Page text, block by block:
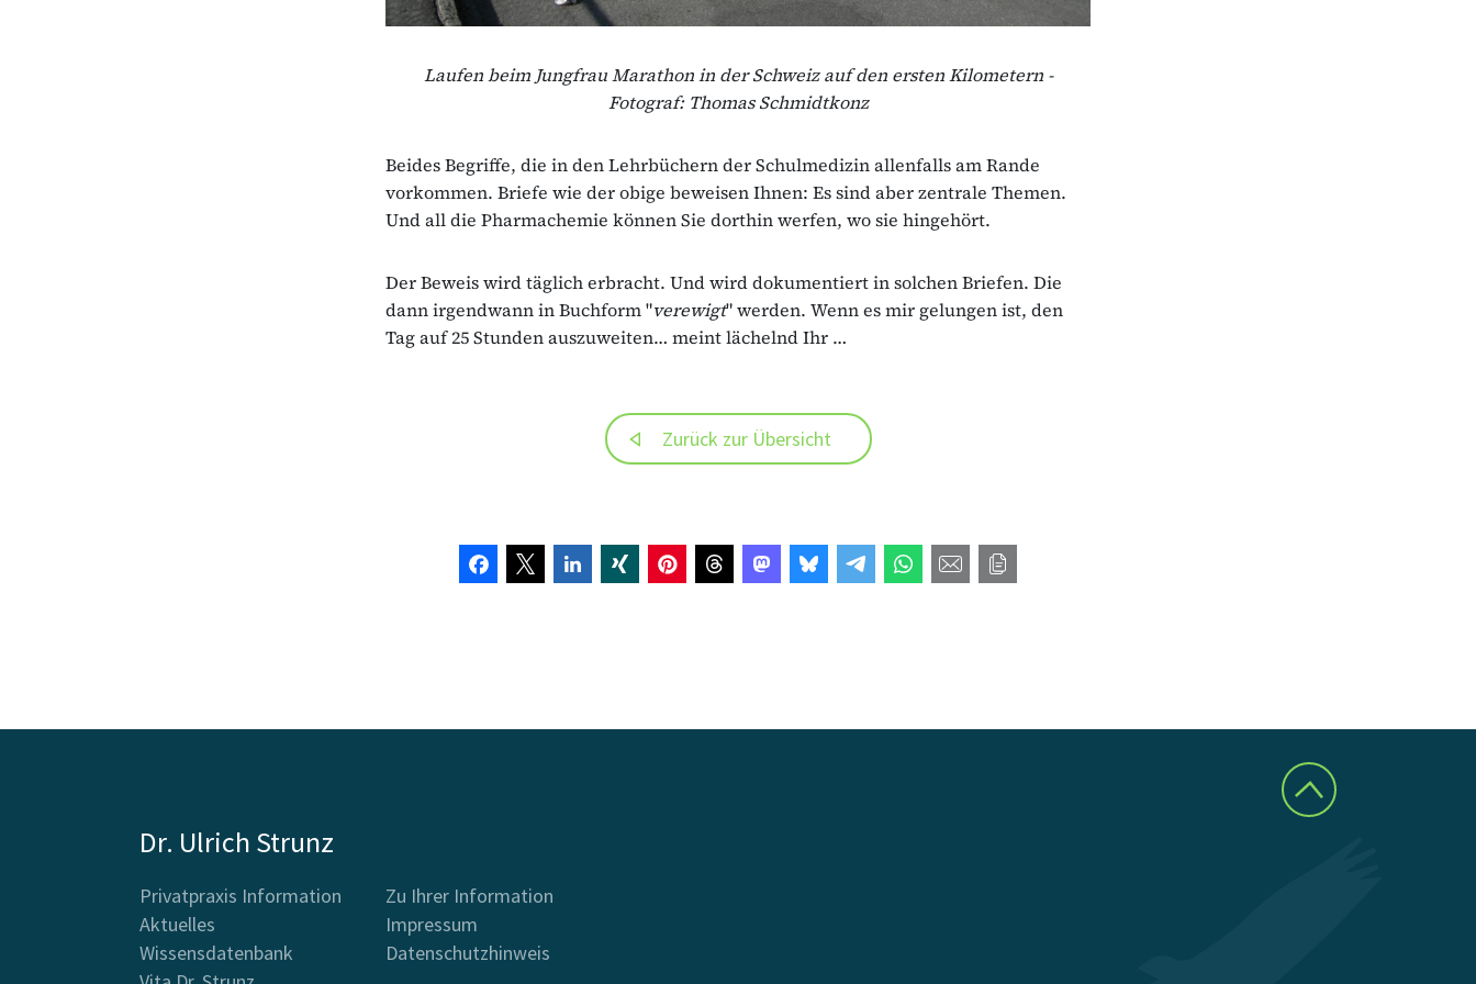
Laufen beim Jungfrau Marathon in der Schweiz auf den ersten Kilometern -
Fotograf: Thomas Schmidtkonz
Beides Begriffe, die in den Lehrbüchern der Schulmedizin allenfalls am Rande
vorkommen. Briefe wie der obige beweisen Ihnen: Es sind aber zentrale Themen.
Und all die Pharmachemie können Sie dorthin werfen, wo sie hingehört.
Der Beweis wird täglich erbracht. Und wird dokumentiert in solchen Briefen. Die
dann irgendwann in Buchform "verewigt" werden. Wenn es mir gelungen ist, den
Tag auf 25 Stunden auszuweiten… meint lächelnd Ihr …
Zurück zur Übersicht
Dr. Ulrich Strunz
Privatpraxis Information
Aktuelles
Wissensdatenbank
Zu Ihrer Information
Impressum
Datenschutzhinweis